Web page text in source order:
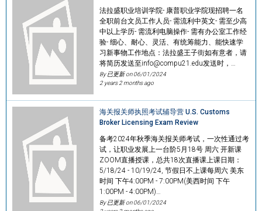
法拉盛职业培训学院- 康普职业学院现招聘一名
全职前台文员工作人员- 需流利中英文- 需至少高
中以上学历- 需流利电脑操作- 需有办公室工作经
验- 细心、耐心、灵活、有统筹能力、能快速学
习新事物工作地点：法拉盛王子街如有意者，请
将简历发送至info@compu21.edu发送时，…
By 已更新 on06/01/2024
2 years 2 months ago
海关报关师执照考试辅导营 U.S. Customs
Broker Licensing Exam Review
备考2024年秋季海关报关师考试，一次性通过考
试，让职业发展上一台阶5月18号 周六 开新课
ZOOM直播授课，总共18次直播课上课日期：
5/18/24 - 10/19/24, 节假日不上课每周六 美东
时间 下午4:00PM - 7:00PM(美西时间 下午
1:00PM - 4:00PM)…
By 已更新 on06/01/2024